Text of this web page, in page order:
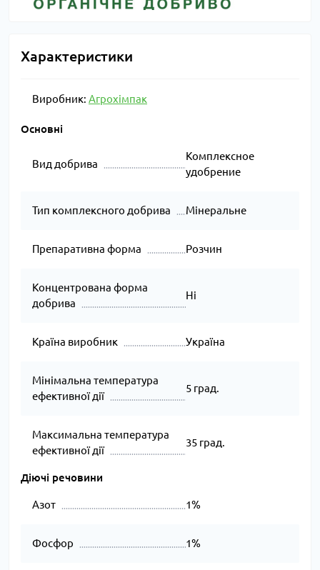
Характеристики
Виробник: Агрохімпак
Основні
Вид добрива
Комплексное
удобрение
Тип комплексного добрива Мінеральне
Препаративна форма Розчин
Концентрована форма
добрива
Ні
Країна виробник Україна
Мінімальна температура
ефективної дії
5 град.
Максимальна температура
ефективної дії
35 град.
Діючі речовини
Азот 1%
Фосфор 1%